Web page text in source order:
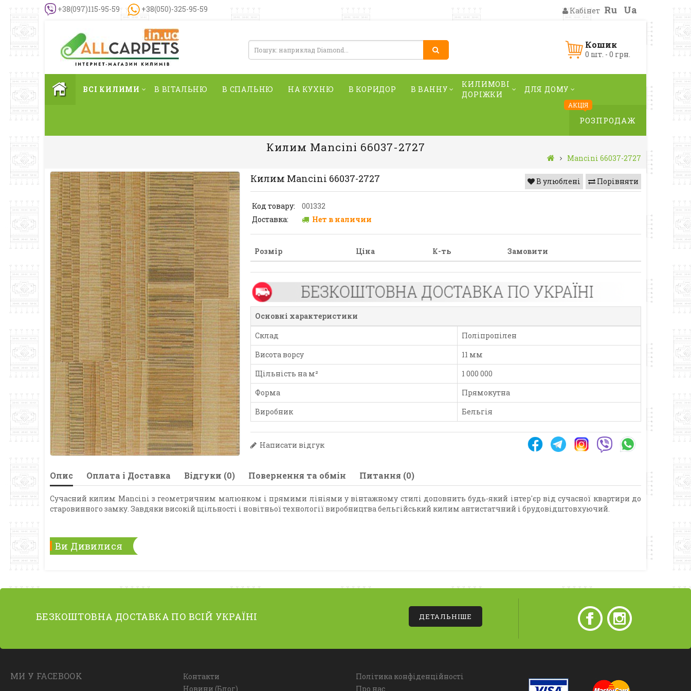
+38(097)115-95-59 +38(050)-325-95-59 Кабінет Ru Ua
Кошик
0 шт. - 0 грн.
ВСІ КИЛИМИ В ВІТАЛЬНЮ В СПАЛЬНЮ НА КУХНЮ В КОРИДОР В ВАННУ
КИЛИМОВІ
ДОРІЖКИ
ДЛЯ ДОМУ
АКЦІЯ
РОЗПРОДАЖ
Килим Mancini 66037-2727
Mancini 66037-2727
Порівняти
В улюблені
Килим Mancini 66037-2727
Код товару:
001332
Доставка:
Нет в наличии
Розмір Ціна К-ть Замовити
Основні характеристики
Склад
Поліпропілен
Висота ворсу
11 мм
Щільність на м²
1 000 000
Форма
Прямокутна
Виробник
Бельгія
Написати відгук
Опис Оплата і Доставка Відгуки (0) Повернення та обмін Питання (0)
Сучасний килим Mancini з геометричним малюнком і прямими лініями у вінтажному стилі доповнить будь-який інтер'єр від сучасної квартири до
старовинного замку. Завдяки високій щільності і новітньої технології виробництва бельгійський килим антистатчний і брудовідштовхуючий.
Ви Дивилися
БЕЗКОШТОВНА ДОСТАВКА ПО ВСІЙ УКРАЇНІ ДЕТАЛЬНІШЕ
МИ У FACEBOOK
Контакти
Новини (Блог)
Політика конфіденційності
Про нас